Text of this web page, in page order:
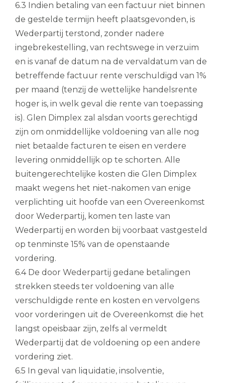
6.3 Indien betaling van een factuur niet binnen
de gestelde termijn heeft plaatsgevonden, is
Wederpartij terstond, zonder nadere
ingebrekestelling, van rechtswege in verzuim
en is vanaf de datum na de vervaldatum van de
betreffende factuur rente verschuldigd van 1%
per maand (tenzij de wettelijke handelsrente
hoger is, in welk geval die rente van toepassing
is). Glen Dimplex zal alsdan voorts gerechtigd
zijn om onmiddellijke voldoening van alle nog
niet betaalde facturen te eisen en verdere
levering onmiddellijk op te schorten. Alle
buitengerechtelijke kosten die Glen Dimplex
maakt wegens het niet-nakomen van enige
verplichting uit hoofde van een Overeenkomst
door Wederpartij, komen ten laste van
Wederpartij en worden bij voorbaat vastgesteld
op tenminste 15% van de openstaande
vordering.
6.4 De door Wederpartij gedane betalingen
strekken steeds ter voldoening van alle
verschuldigde rente en kosten en vervolgens
voor vorderingen uit de Overeenkomst die het
langst opeisbaar zijn, zelfs al vermeldt
Wederpartij dat de voldoening op een andere
vordering ziet.
6.5 In geval van liquidatie, insolventie,